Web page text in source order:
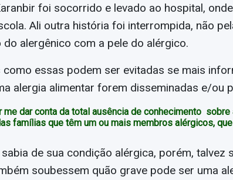
foi socorrido e levado ao hospital,
Ali outra história foi interrompida, não
alergênico com a pele do alérgico.
como essas podem ser evitadas se mais
alergia alimentar forem disseminadas e/ou
me dar conta da total ausência de conhecimento sobre
famílias que têm um ou mais membros alérgicos,
de sua condição alérgica, porém, talvez
soubessem quão grave pode ser uma